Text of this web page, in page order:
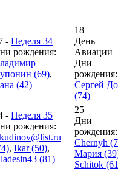
- Неделя 34
рождения:
(69),
(42)
18
День
Авиации
Дни
рождения:
Сергей
(74)
- Неделя 35
рождения:
, Ikar (50),
(81)
25
Дни
рождения:
Chernyh
Мария
Schitok